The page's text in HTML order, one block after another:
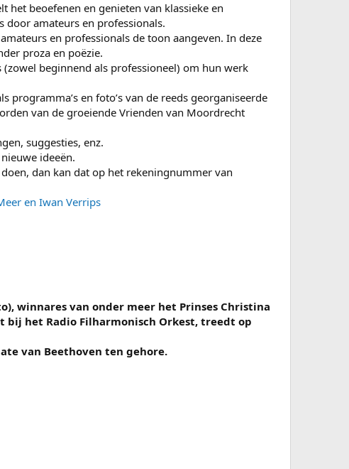
het beoefenen en genieten van klassieke en
door amateurs en professionals.
en professionals de toon aangeven. In deze
proza en poëzie.
beginnend als professioneel) om hun werk
en foto’s van de reeds georganiseerde
van de groeiende Vrienden van Moordrecht
suggesties, enz.
ideeën.
dan kan dat op het rekeningnummer van
en Iwan Verrips
winnares van onder meer het Prinses Christina
bij het Radio Filharmonisch Orkest, treedt op
van Beethoven ten gehore.